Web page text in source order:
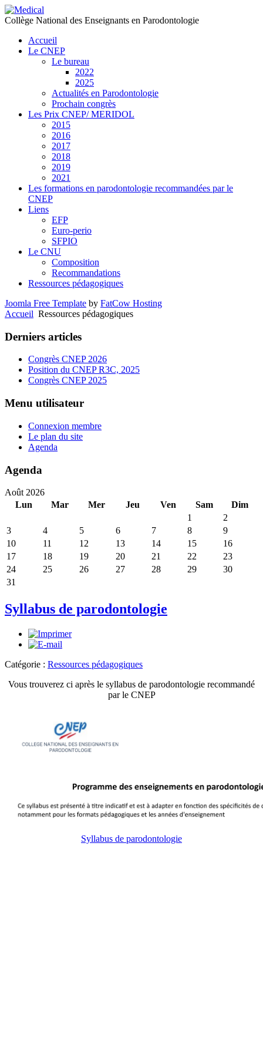
Collège National des Enseignants en Parodontologie
Accueil
Le CNEP
Le bureau
2022
2025
Actualités en Parodontologie
Prochain congrès
Les Prix CNEP/ MERIDOL
2015
2016
2017
2018
2019
2021
Les formations en parodontologie recommandées par le
CNEP
Liens
EFP
Euro-perio
SFPIO
Le CNU
Composition
Recommandations
Ressources pédagogiques
Joomla Free Template by FatCow Hosting
Accueil Ressources pédagogiques
Derniers articles
Congrès CNEP 2026
Position du CNEP R3C, 2025
Congrès CNEP 2025
Menu utilisateur
Connexion membre
Le plan du site
Agenda
Agenda
précédente
précédent
suivante
suivant
Août 2026
Lun
Mar Mer Jeu Ven Sam
Dim
1
2
3
4 5 6 7 8
9
10
11 12 13 14 15
16
17
18 19 20 21 22
23
24
25 26 27 28 29
30
31
Syllabus de parodontologie
Catégorie : Ressources pédagogiques
Vous trouverez ci après le syllabus de parodontologie recommandé
par le CNEP
Syllabus de parodontologie